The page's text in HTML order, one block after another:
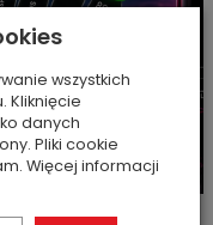
wszystkich
Kliknięcie
danych
Pliki cookie
Więcej informacji